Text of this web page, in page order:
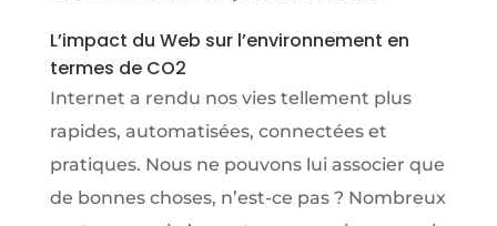
L’impact du Web sur l’environnement en
termes de CO2
Internet a rendu nos vies tellement plus
rapides, automatisées, connectées et
pratiques. Nous ne pouvons lui associer que
de bonnes choses, n’est-ce pas ? Nombreux